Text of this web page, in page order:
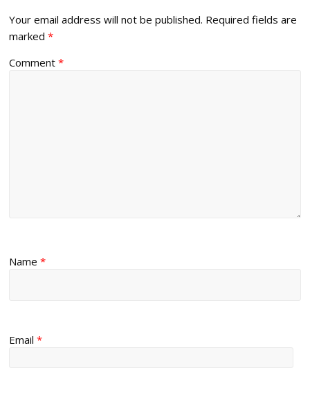
Your email address will not be published. Required fields are
marked*
Comment*
Name*
Email*